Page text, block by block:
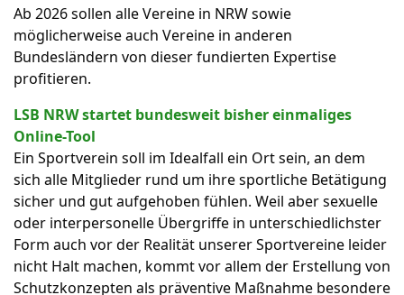
Ab 2026 sollen alle Vereine in NRW sowie
möglicherweise auch Vereine in anderen
Bundesländern von dieser fundierten Expertise
profitieren.
LSB NRW startet bundesweit bisher einmaliges
Online-Tool
Ein Sportverein soll im Idealfall ein Ort sein, an dem
sich alle Mitglieder rund um ihre sportliche Betätigung
sicher und gut aufgehoben fühlen. Weil aber sexuelle
oder interpersonelle Übergriffe in unterschiedlichster
Form auch vor der Realität unserer Sportvereine leider
nicht Halt machen, kommt vor allem der Erstellung von
Schutzkonzepten als präventive Maßnahme besondere